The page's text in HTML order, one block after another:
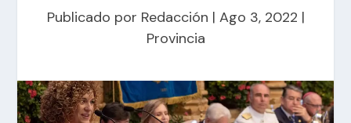
Publicado por Redacción | Ago 3, 2022 |
Provincia